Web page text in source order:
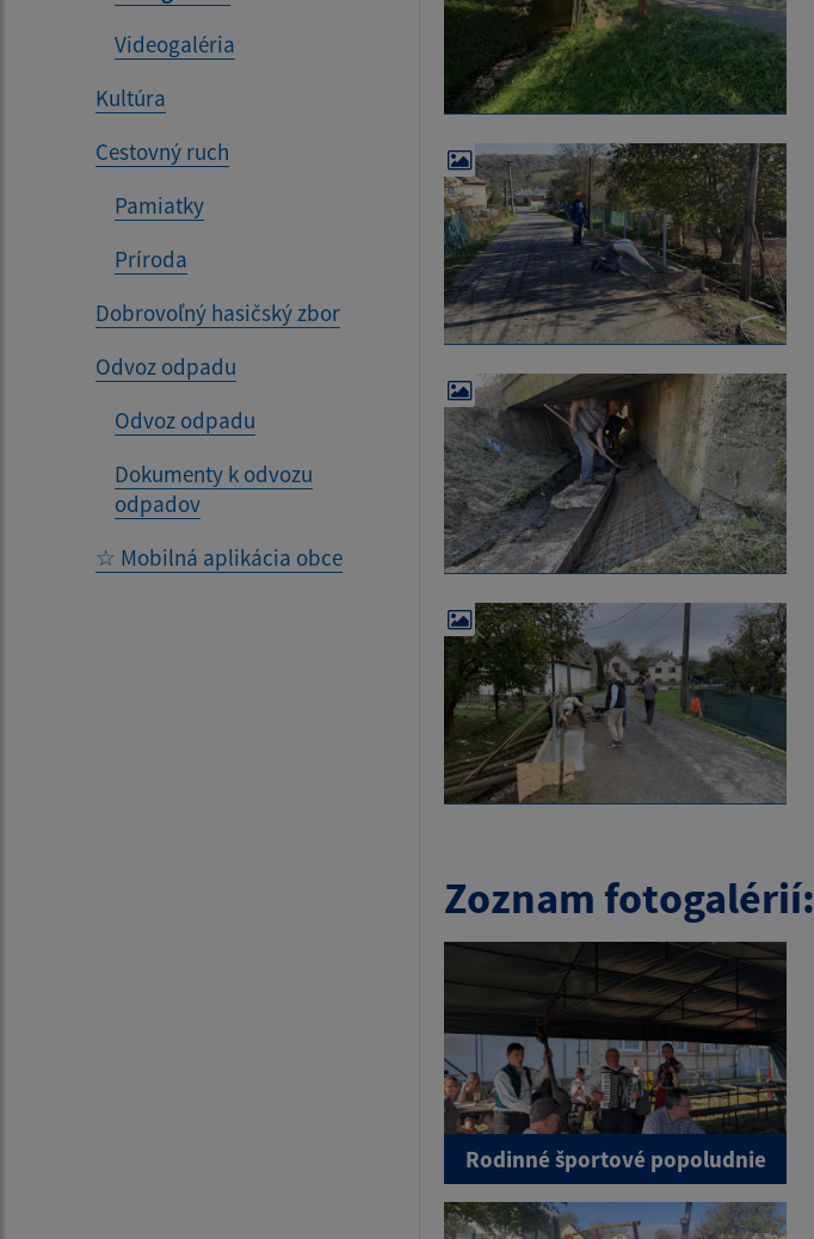
Videogaléria
Kultúra
Cestovný ruch
Pamiatky
Príroda
Dobrovoľný hasičský zbor
Odvoz odpadu
Odvoz odpadu
Dokumenty k odvozu
odpadov
☆ Mobilná aplikácia obce
Zoznam fotogalérií:
Rodinné športové popoludnie